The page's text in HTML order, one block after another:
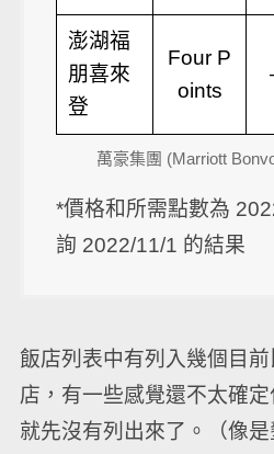
澎湖福
朋喜來
登
Four P
oints
萬豪集團 (Marriott
*價格和所需點數為
詢 2022/11/1 的結果
飯店列表中有列入幾個目
店，有一些感覺還不太確定
就先沒有列出來了。（像